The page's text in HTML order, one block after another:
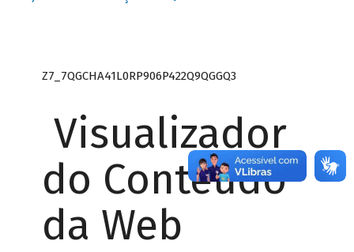
Z7_7QGCHA41L0RP906P422Q9QGGQ3
Visualizador
do Conteúdo
da Web